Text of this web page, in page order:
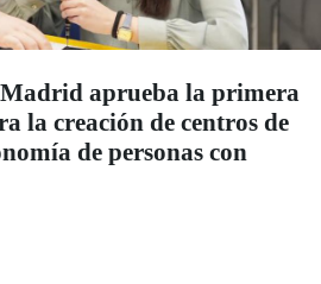
aprueba la primera
la creación de centros de
de personas con